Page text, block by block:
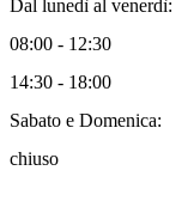
Dal lunedì al venerdì:
08:00 - 12:30
14:30 - 18:00
Sabato e Domenica:
chiuso